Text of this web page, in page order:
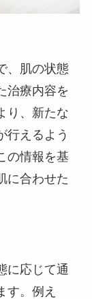
、肌の状態
治療内容を
り、新たな
行えるよう
の情報を基
に合わせた
に応じて通
す。例え